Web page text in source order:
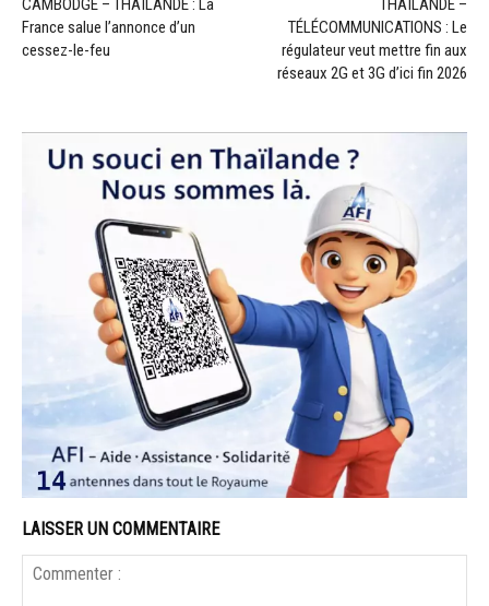
CAMBODGE – THAÏLANDE : La
France salue l’annonce d’un
cessez-le-feu
THAÏLANDE –
TÉLÉCOMMUNICATIONS : Le
régulateur veut mettre fin aux
réseaux 2G et 3G d’ici fin 2026
LAISSER UN COMMENTAIRE